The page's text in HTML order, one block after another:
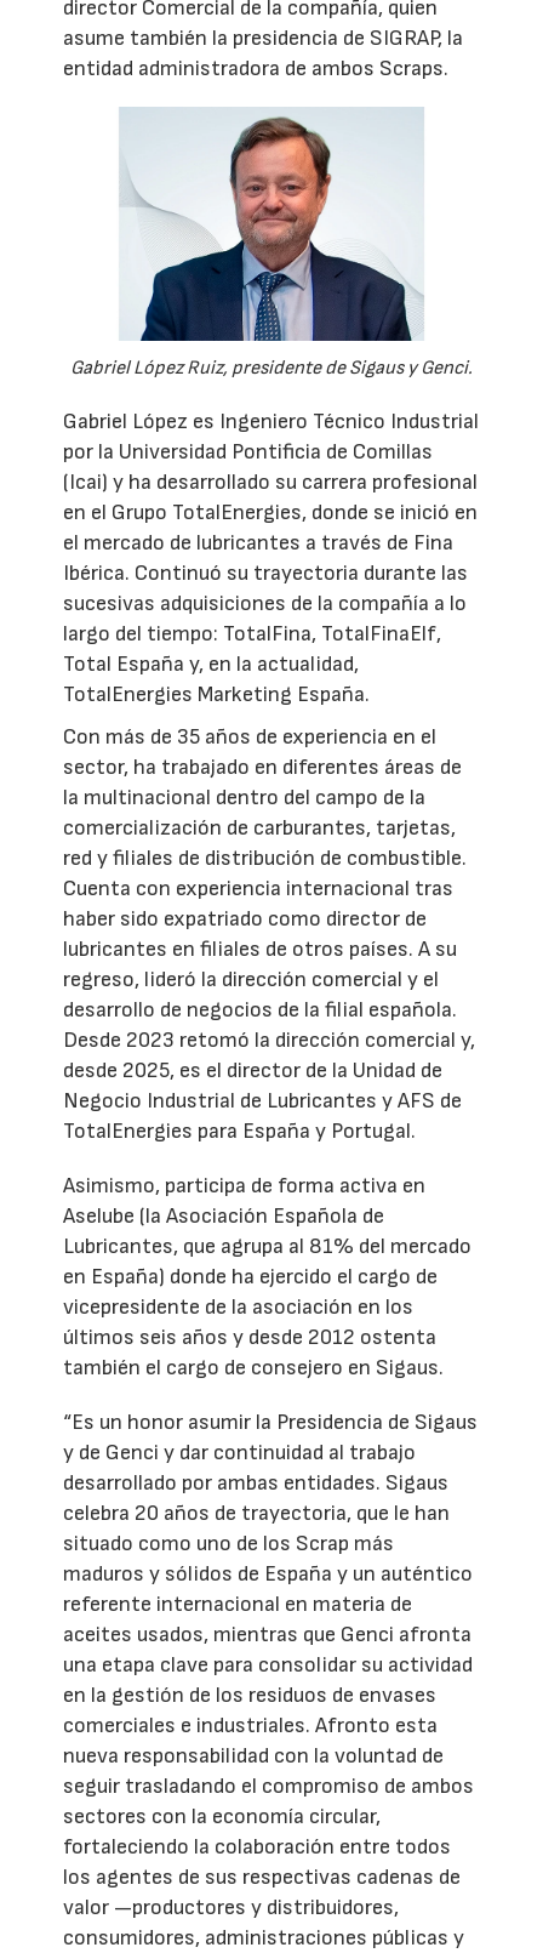
director Comercial de la compañía, quien
asume también la presidencia de SIGRAP, la
entidad administradora de ambos Scraps.
Gabriel López Ruiz, presidente de Sigaus y Genci.
Gabriel López es Ingeniero Técnico Industrial
por la Universidad Pontificia de Comillas
(Icai) y ha desarrollado su carrera profesional
en el Grupo TotalEnergies, donde se inició en
el mercado de lubricantes a través de Fina
Ibérica. Continuó su trayectoria durante las
sucesivas adquisiciones de la compañía a lo
largo del tiempo: TotalFina, TotalFinaElf,
Total España y, en la actualidad,
TotalEnergies Marketing España.
Con más de 35 años de experiencia en el
sector, ha trabajado en diferentes áreas de
la multinacional dentro del campo de la
comercialización de carburantes, tarjetas,
red y filiales de distribución de combustible.
Cuenta con experiencia internacional tras
haber sido expatriado como director de
lubricantes en filiales de otros países. A su
regreso, lideró la dirección comercial y el
desarrollo de negocios de la filial española.
Desde 2023 retomó la dirección comercial y,
desde 2025, es el director de la Unidad de
Negocio Industrial de Lubricantes y AFS de
TotalEnergies para España y Portugal.
Asimismo, participa de forma activa en
Aselube (la Asociación Española de
Lubricantes, que agrupa al 81% del mercado
en España) donde ha ejercido el cargo de
vicepresidente de la asociación en los
últimos seis años y desde 2012 ostenta
también el cargo de consejero en Sigaus.
“Es un honor asumir la Presidencia de Sigaus
y de Genci y dar continuidad al trabajo
desarrollado por ambas entidades. Sigaus
celebra 20 años de trayectoria, que le han
situado como uno de los Scrap más
maduros y sólidos de España y un auténtico
referente internacional en materia de
aceites usados, mientras que Genci afronta
una etapa clave para consolidar su actividad
en la gestión de los residuos de envases
comerciales e industriales. Afronto esta
nueva responsabilidad con la voluntad de
seguir trasladando el compromiso de ambos
sectores con la economía circular,
fortaleciendo la colaboración entre todos
los agentes de sus respectivas cadenas de
valor —productores y distribuidores,
consumidores, administraciones públicas y